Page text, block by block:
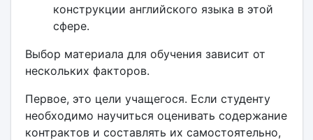
конструкции английского языка в этой
сфере.
Выбор материала для обучения зависит от
нескольких факторов.
Первое, это цели учащегося. Если студенту
необходимо научиться оценивать содержание
контрактов и составлять их самостоятельно,